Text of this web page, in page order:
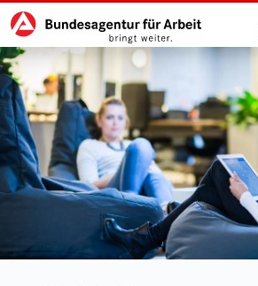
zu den Hauptinhalten springen
Hauptnavigation